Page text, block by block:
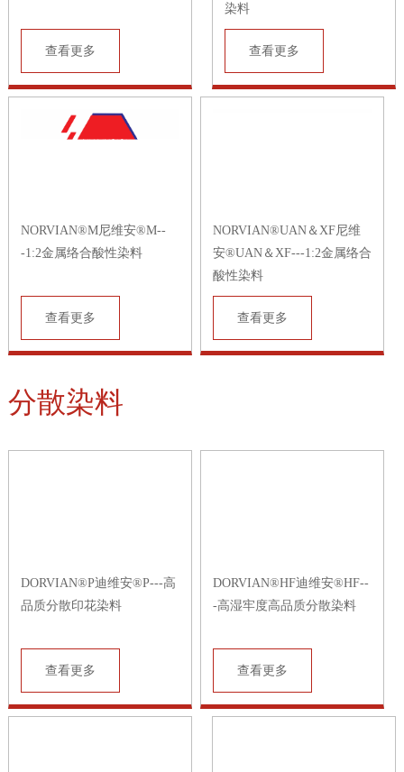
查看更多
染料
查看更多
NORVIAN®M尼维安®M--
-1:2金属络合酸性染料
查看更多
NORVIAN®UAN＆XF尼维
安®UAN＆XF---1:2金属络合
酸性染料
查看更多
分散染料
DORVIAN®P迪维安®P---高
品质分散印花染料
查看更多
DORVIAN®HF迪维安®HF--
-高湿牢度高品质分散染料
查看更多